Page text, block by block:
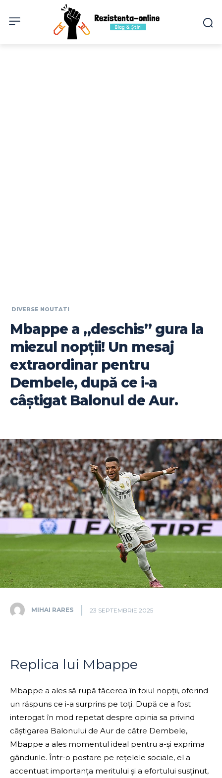
DIVERSE NOUTATI
Mbappe a „deschis” gura la
miezul nopții! Un mesaj
extraordinar pentru
Dembele, după ce i-a
câștigat Balonul de Aur.
MIHAI RARES 23 SEPTEMBRIE 2025
Replica lui Mbappe
Mbappe a ales să rupă tăcerea în toiul nopții, oferind
un răspuns ce i-a surprins pe toți. După ce a fost
interogat în mod repetat despre opinia sa privind
câștigarea Balonului de Aur de către Dembele,
Mbappe a ales momentul ideal pentru a-și exprima
gândurile. Într-o postare pe rețelele sociale, el a
accentuat importanța meritului și a efortului susținut,